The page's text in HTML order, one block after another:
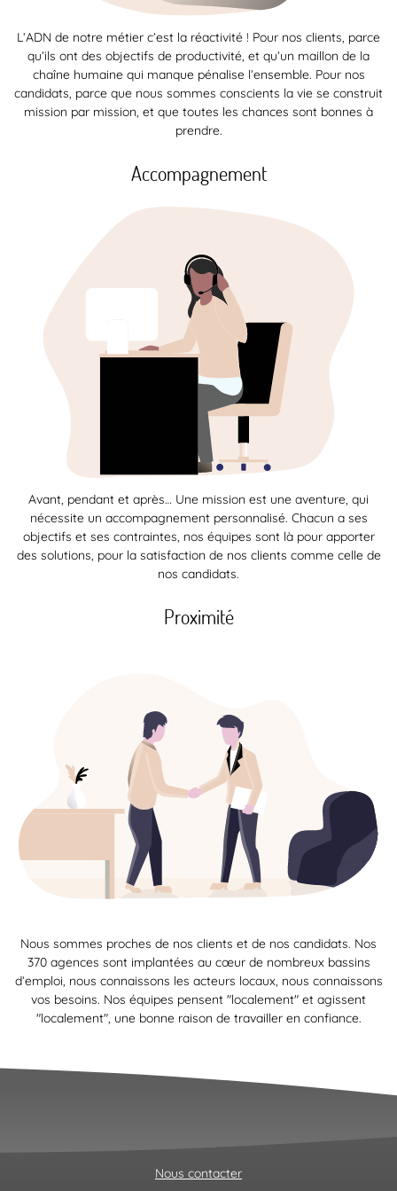
L’ADN de notre métier c’est la réactivité ! Pour nos clients, parce
qu’ils ont des objectifs de productivité, et qu’un maillon de la
chaîne humaine qui manque pénalise l’ensemble. Pour nos
candidats, parce que nous sommes conscients la vie se construit
mission par mission, et que toutes les chances sont bonnes à
prendre.
Accompagnement
Avant, pendant et après… Une mission est une aventure, qui
nécessite un accompagnement personnalisé. Chacun a ses
objectifs et ses contraintes, nos équipes sont là pour apporter
des solutions, pour la satisfaction de nos clients comme celle de
nos candidats.
Proximité
Nous sommes proches de nos clients et de nos candidats. Nos
370 agences sont implantées au cœur de nombreux bassins
d’emploi, nous connaissons les acteurs locaux, nous connaissons
vos besoins. Nos équipes pensent "localement" et agissent
"localement", une bonne raison de travailler en confiance.
Nous contacter